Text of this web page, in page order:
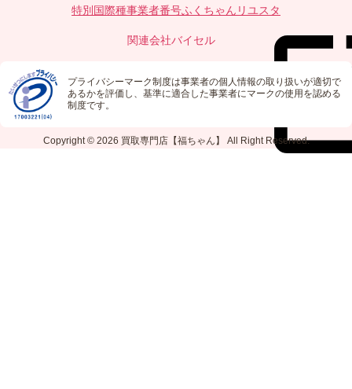
特別国際種事業者番号ふくちゃんリユスタ
関連会社バイセル
プライバシーマーク制度は事業者の個人情報の取り扱いが適切で
あるかを評価し、基準に適合した事業者にマークの使用を認める
制度です。
Copyright © 2026 買取専門店【福ちゃん】 All Right Reserved.